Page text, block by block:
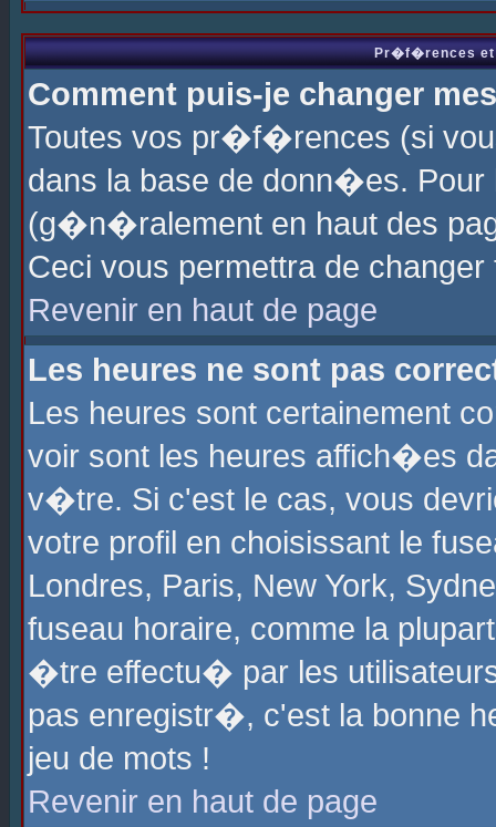
Pr�f�rences et
Comment puis-je changer
Toutes vos pr�f�rences (si
dans la base de donn�es.
(g�n�ralement en haut des
Ceci vous permettra de
Revenir en haut de page
Les heures ne sont pas
Les heures sont certainement
voir sont les heures affich�es
v�tre. Si c'est le cas, vous
votre profil en choisissant le
Londres, Paris, New York,
fuseau horaire, comme la
�tre effectu� par les
pas enregistr�, c'est la bonne
jeu de mots !
Revenir en haut de page